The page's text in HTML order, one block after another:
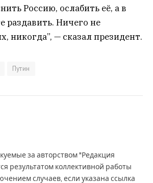
Россию, ослабить её, а в
раздавить. Ничего не
никогда”, — сказал президент.
Путин
за авторством "Редакция
результатом коллективной работы
случаев, если указана ссылка